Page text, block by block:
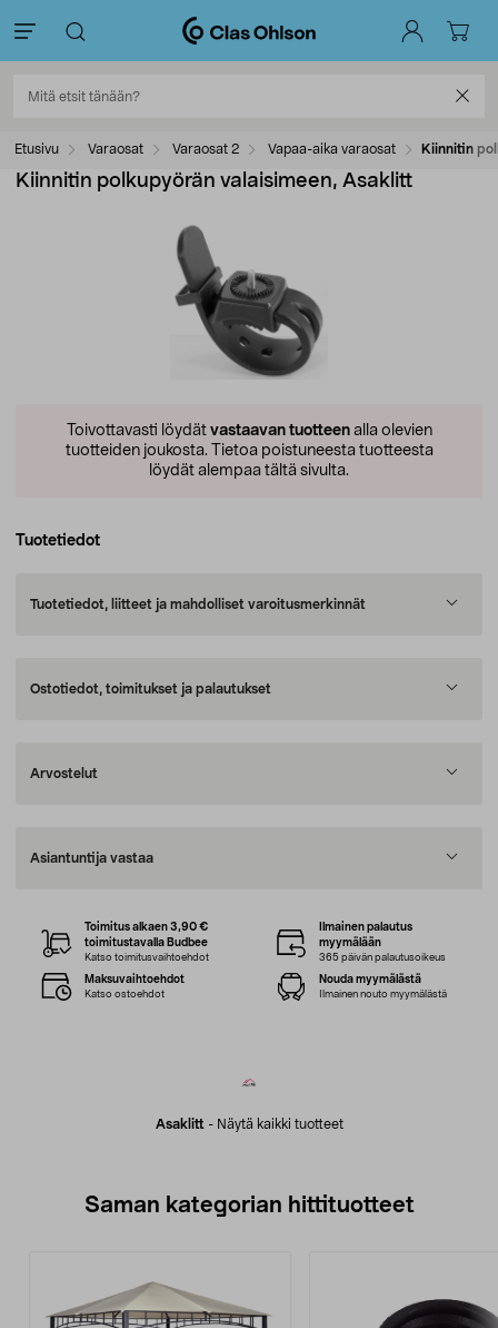
Etusivu Varaosat Varaosat 2 Vapaa-aika varaosat Kiinnitin
Kiinnitin polkupyörän valaisimeen, Asaklitt
Toivottavasti löydät vastaavan tuotteenalla olevien
tuotteiden joukosta. Tietoa poistuneesta tuotteesta
löydät alempaa tältä sivulta.
Tuotetiedot
Tuotetiedot, liitteet ja mahdolliset varoitusmerkinnät
Ostotiedot, toimitukset ja palautukset
Arvostelut
Asiantuntija vastaa
Asaklitt - Näytä kaikki tuotteet
Toimitus alkaen 3,90 €
toimitustavalla Budbee
Katso toimitusvaihtoehdot
Ilmainen palautus
myymälään
365 päivän palautusoikeus
Maksuvaihtoehdot
Katso ostoehdot
Nouda myymälästä
Ilmainen nouto myymälästä
Saman kategorian hittituotteet